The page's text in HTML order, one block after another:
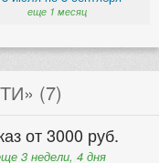
еще 1 месяц
(7)
от 3000 руб.
3 недели, 4 дня